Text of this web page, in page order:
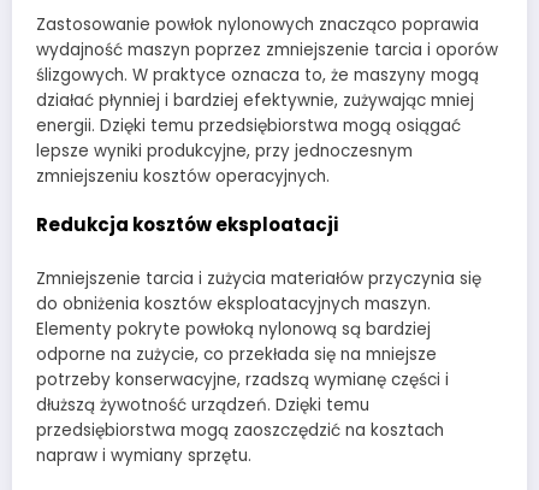
Zastosowanie powłok nylonowych znacząco poprawia
wydajność maszyn poprzez zmniejszenie tarcia i oporów
ślizgowych. W praktyce oznacza to, że maszyny mogą
działać płynniej i bardziej efektywnie, zużywając mniej
energii. Dzięki temu przedsiębiorstwa mogą osiągać
lepsze wyniki produkcyjne, przy jednoczesnym
zmniejszeniu kosztów operacyjnych.
Redukcja kosztów eksploatacji
Zmniejszenie tarcia i zużycia materiałów przyczynia się
do obniżenia kosztów eksploatacyjnych maszyn.
Elementy pokryte powłoką nylonową są bardziej
odporne na zużycie, co przekłada się na mniejsze
potrzeby konserwacyjne, rzadszą wymianę części i
dłuższą żywotność urządzeń. Dzięki temu
przedsiębiorstwa mogą zaoszczędzić na kosztach
napraw i wymiany sprzętu.